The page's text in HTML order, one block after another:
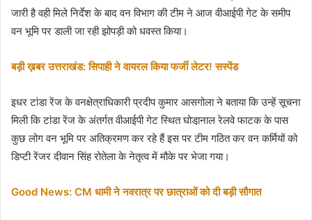
जारी है वही मिले निर्देश के बाद वन विभाग की टीम ने आज वीआईपी गेट के समीप
वन भूमि पर डाली जा रही झोपड़ी को धवस्त किया।
बड़ी ख़बर उत्तराखंड: सिपाही ने वायरल किया फर्जी लेटर! सस्पेंड
इधर टांडा रेंज के वनक्षेत्राधिकारी प्रदीप कुमार आसगोला ने बताया कि उन्हें सूचना
मिली कि टांडा रेंज के अंतर्गत वीआईपी गेट स्थित घोडा़नाल रेलवे फाटक के पास
कुछ लोग वन भूमि पर अतिक्रमण कर रहे हैं इस पर टीम गठित कर वन कर्मियों को
डिप्टी रेंजर दीवान सिंह रोतेला के नेतृत्व में मौके पर भेजा गया।
Good News: CM धामी ने नवरात्र पर छात्राओं को दी बड़ी सौगात